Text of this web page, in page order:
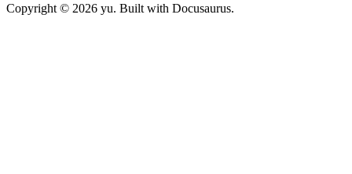
Copyright © 2026 yu. Built with Docusaurus.